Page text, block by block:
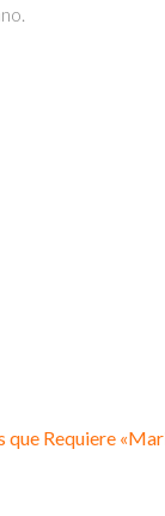
que Requiere